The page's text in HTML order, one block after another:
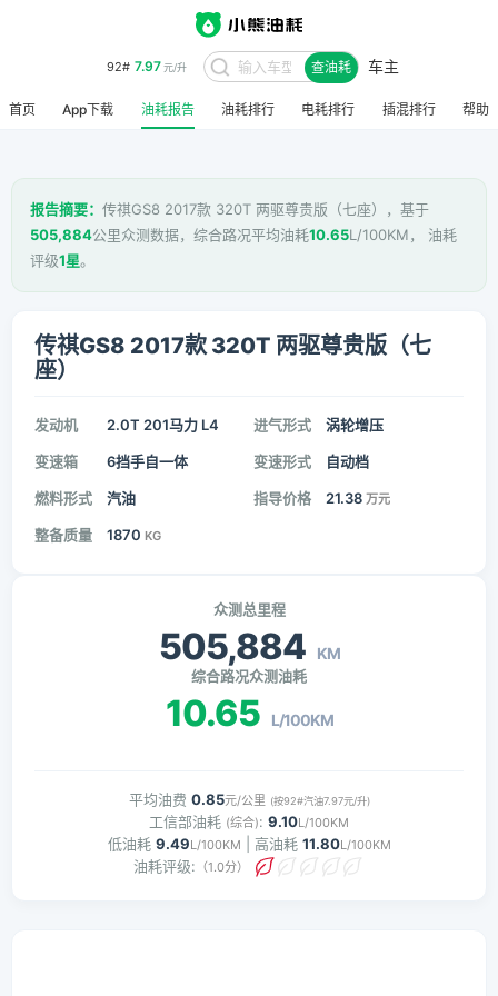
92# 7.97元/升 查油耗 车主
首页 App下载 油耗报告 油耗排行 电耗排行 插混排行 帮助
报告摘要： 传祺GS8 2017款 320T 两驱尊贵版（七座），基于
505,884公里众测数据，综合路况平均油耗10.65L/100KM， 油耗
评级1星。
传祺GS8 2017款 320T 两驱尊贵版（七
座）
发动机 2.0T 201马力 L4 进气形式 涡轮增压
变速箱 6挡手自一体 变速形式 自动档
燃料形式 汽油 指导价格 21.38 万元
整备质量 1870 KG
众测总里程
505,884 KM
综合路况众测油耗
10.65 L/100KM
平均油费 0.85元/公里 (按92#汽油7.97元/升)
工信部油耗 (综合): 9.10L/100KM
低油耗 9.49L/100KM | 高油耗 11.80L/100KM
油耗评级: （1.0分）